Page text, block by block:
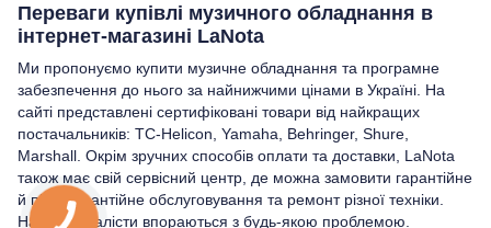
Переваги купівлі музичного обладнання в
інтернет-магазині LaNota
Ми пропонуємо купити музичне обладнання та програмне
забезпечення до нього за найнижчими цінами в Україні. На
сайті представлені сертифіковані товари від найкращих
постачальників: TC-Helicon, Yamaha, Behringer, Shure,
Marshall. Окрім зручних способів оплати та доставки, LaNota
також має свій сервісний центр, де можна замовити гарантійне
й післягарантійне обслуговування та ремонт різної техніки.
Наші спеціалісти впораються з будь-якою проблемою.